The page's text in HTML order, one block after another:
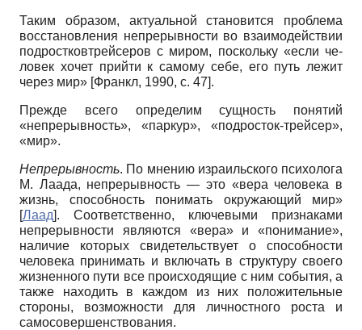
Таким образом, актуальной становит­ся проблема
восстановления непрерыв­ности во взаимодействии
подростков­трейсеров с миром, поскольку «если че­
ловек хочет прийти к самому себе, его путь лежит
через мир» [Франкл, 1990, с. 47].
Прежде всего определим сущность понятий
«непрерывность», «паркур», «подросток-трейсер»,
«мир».
Непрерывность. По мнению израиль­ского психолога
М. Лаада, непрерыв­ность — это «вера человека в
жизнь, спо­собность понимать окружающий мир»
[Лаад]. Соответственно, ключевыми призна­ками
непрерывности являются «вера» и «понимание»,
наличие которых свиде­тельствует о способности
человека при­нимать и включать в структуру своего
жизненного пути все происходящие с ним события, а
также находить в каждом из них положительные
стороны, воз­можности для личностного роста и
само­совершенствования.